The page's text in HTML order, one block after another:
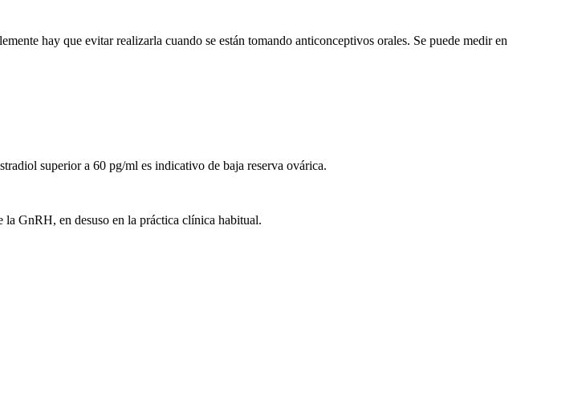
hay que evitar realizarla cuando se están tomando anticonceptivos orales. Se puede medir en
superior a 60 pg/ml es indicativo de baja reserva ovárica.
GnRH, en desuso en la práctica clínica habitual.